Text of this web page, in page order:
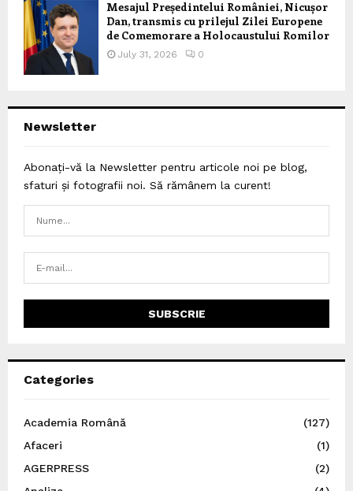
Mesajul Președintelui României, Nicușor
Dan, transmis cu prilejul Zilei Europene
de Comemorare a Holocaustului Romilor
July 31, 2026 0
Newsletter
Abonați-vă la Newsletter pentru articole noi pe blog,
sfaturi și fotografii noi. Să rămânem la curent!
Categories
Academia Română
(127)
Afaceri
(1)
AGERPRESS
(2)